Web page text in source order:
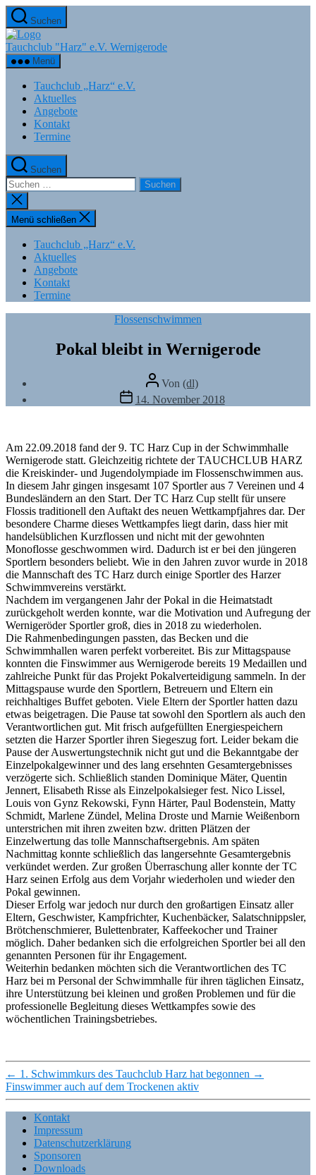
Zum
Inhalt
springen
Suchen
Tauchclub "Harz" e.V. Wernigerode
Menü
Tauchclub „Harz“ e.V.
Aktuelles
Angebote
Kontakt
Termine
Suchen
Suchen
nach:
Suche
schließen
Menü schließen
Tauchclub „Harz“ e.V.
Aktuelles
Angebote
Kontakt
Termine
Kategorien
Flossenschwimmen
Pokal bleibt in Wernigerode
Beitragsautor
Von (dl)
Veröffentlichungsdatum
14. November 2018
Am 22.09.2018 fand der 9. TC Harz Cup in der Schwimmhalle
Wernigerode statt. Gleichzeitig richtete der TAUCHCLUB HARZ
die Kreiskinder- und Jugendolympiade im Flossenschwimmen aus.
In diesem Jahr gingen insgesamt 107 Sportler aus 7 Vereinen und 4
Bundesländern an den Start. Der TC Harz Cup stellt für unsere
Flossis traditionell den Auftakt des neuen Wettkampfjahres dar. Der
besondere Charme dieses Wettkampfes liegt darin, dass hier mit
handelsüblichen Kurzflossen und nicht mit der gewohnten
Monoflosse geschwommen wird. Dadurch ist er bei den jüngeren
Sportlern besonders beliebt. Wie in den Jahren zuvor wurde in 2018
die Mannschaft des TC Harz durch einige Sportler des Harzer
Schwimmvereins verstärkt.
Nachdem im vergangenen Jahr der Pokal in die Heimatstadt
zurückgeholt werden konnte, war die Motivation und Aufregung der
Wernigeröder Sportler groß, dies in 2018 zu wiederholen.
Die Rahmenbedingungen passten, das Becken und die
Schwimmhallen waren perfekt vorbereitet. Bis zur Mittagspause
konnten die Finswimmer aus Wernigerode bereits 19 Medaillen und
zahlreiche Punkt für das Projekt Pokalverteidigung sammeln. In der
Mittagspause wurde den Sportlern, Betreuern und Eltern ein
reichhaltiges Buffet geboten. Viele Eltern der Sportler hatten dazu
etwas beigetragen. Die Pause tat sowohl den Sportlern als auch den
Verantwortlichen gut. Mit frisch aufgefüllten Energiespeichern
setzten die Harzer Sportler ihren Siegeszug fort. Leider bekam die
Pause der Auswertungstechnik nicht gut und die Bekanntgabe der
Einzelpokalgewinner und des lang ersehnten Gesamtergebnisses
verzögerte sich. Schließlich standen Dominique Mäter, Quentin
Jennert, Elisabeth Risse als Einzelpokalsieger fest. Nico Lissel,
Louis von Gynz Rekowski, Fynn Härter, Paul Bodenstein, Matty
Schmidt, Marlene Zündel, Melina Droste und Marnie Weißenborn
unterstrichen mit ihren zweiten bzw. dritten Plätzen der
Einzelwertung das tolle Mannschaftsergebnis. Am späten
Nachmittag konnte schließlich das langersehnte Gesamtergebnis
verkündet werden. Zur großen Überraschung aller konnte der TC
Harz seinen Erfolg aus dem Vorjahr wiederholen und wieder den
Pokal gewinnen.
Dieser Erfolg war jedoch nur durch den großartigen Einsatz aller
Eltern, Geschwister, Kampfrichter, Kuchenbäcker, Salatschnippsler,
Brötchenschmierer, Bulettenbrater, Kaffeekocher und Trainer
möglich. Daher bedanken sich die erfolgreichen Sportler bei all den
genannten Personen für ihr Engagement.
Weiterhin bedanken möchten sich die Verantwortlichen des TC
Harz bei m Personal der Schwimmhalle für ihren täglichen Einsatz,
ihre Unterstützung bei kleinen und großen Problemen und für die
professionelle Begleitung dieses Wettkampfes sowie des
wöchentlichen Trainingsbetriebes.
← 1. Schwimmkurs des Tauchclub Harz hat begonnen →
Finswimmer auch auf dem Trockenen aktiv
Kontakt
Impressum
Datenschutzerklärung
Sponsoren
Downloads